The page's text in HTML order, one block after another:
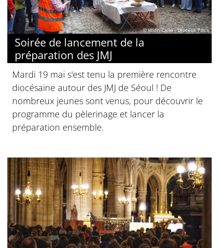
© Illian Calle - Diocèse Paris
Soirée de lancement de la
préparation des JMJ
Mardi 19 mai s'est tenu la première rencontre
diocésaine autour des JMJ de Séoul ! De
nombreux jeunes sont venus, pour découvrir le
programme du pèlerinage et lancer la
préparation ensemble.